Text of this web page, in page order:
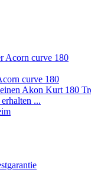
curve 180
Akon Kurt 180
...